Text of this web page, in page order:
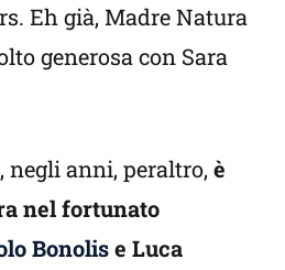
Eh già, Madre Natura
generosa con Sara
negli anni, peraltro, è
nel fortunato
Bonolise Luca